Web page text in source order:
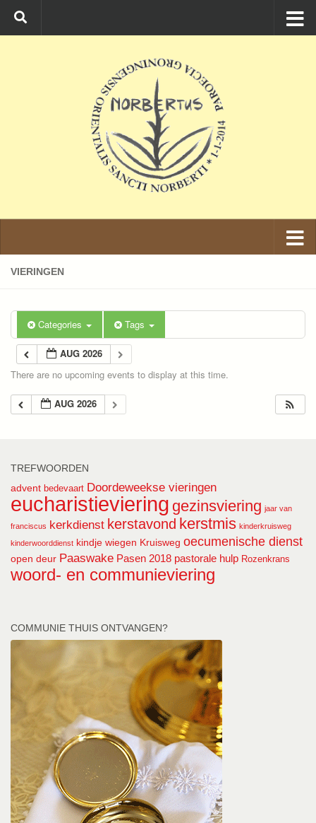
Ga naar de inhoud
VIERINGEN
Categories Tags
AUG 2026
There are no upcoming events to display at this time.
AUG 2026
TREFWOORDEN
advent bedevaart Doordeweekse vieringen
eucharistieviering gezinsviering jaar van
franciscus kerkdienst kerstavond kerstmis kinderkruisweg
kinderwoorddienst kindje wiegen Kruisweg oecumenische dienst
open deur Paaswake Pasen 2018 pastorale hulp Rozenkrans
woord- en communieviering
COMMUNIE THUIS ONTVANGEN?